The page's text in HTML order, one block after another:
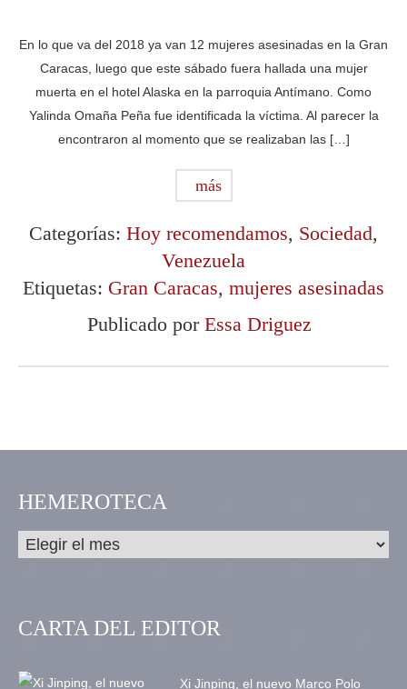
En lo que va del 2018 ya van 12 mujeres asesinadas en la Gran
Caracas, luego que este sábado fuera hallada una mujer
muerta en el hotel Alaska en la parroquia Antímano. Como
Yalinda Omaña Peña fue identificada la víctima. Al parecer la
encontraron al momento que se realizaban las […]
más
Categorías: Hoy recomendamos, Sociedad,
Venezuela
Etiquetas: Gran Caracas, mujeres asesinadas
Publicado por Essa Driguez
HEMEROTECA
CARTA DEL EDITOR
Xi Jinping, el nuevo Marco Polo